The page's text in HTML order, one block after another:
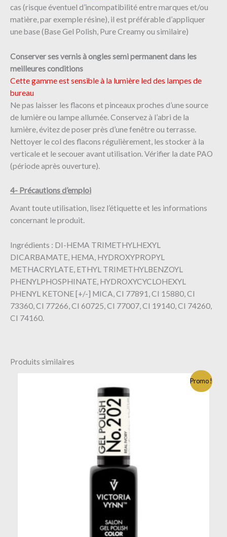
cas (risque éventuel d’incompatibilité entre marques et/ou
matière, par exemple résine), il est préférable d’appliquer
une base (Base Gel Polish, Pure Creamy ou similaire)
Conserver ses vernis à ongles semi permanent dans les
meilleures conditions
Cette gamme est sensible à la lumière led des lampes de
bureau
Ne pas laisser les flacons et pinceaux proches d’une source
de lumière ou lampe allumée. Conservez à l’abri de la
lumière, évitez de poser près d’une fenêtre ou terrasse.
Nettoyer le col des flacons régulièrement, les stocker à la
verticale et le secouer avant utilisation. Vérifier la date PAO
(période après ouverture).
4- Précautions d’emploi
Avant toute utilisation, lisez l’étiquette et les informations
concernant le produit.
Ingrédients : DI-HEMA TRIMETHYLHEXYL
DICARBAMATE, HEMA, HYDROXYPROPYL
METHACRYLATE, ETHYL TRIMETHYLBENZOYL
PHENYLPHOSPHINATE, HYDROXYCYCLOHEXYL
PHENYL KETONE [+/-] MICA, CI 77891, CI 15880, CI
73360, CI 77266, CI 60725, CI 77007, CI 19140, CI 74260,
CI 74160.
Produits similaires
Promo !